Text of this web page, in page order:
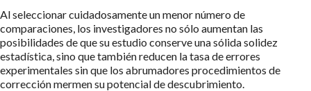
Al seleccionar cuidadosamente un menor número de
comparaciones, los investigadores no sólo aumentan las
posibilidades de que su estudio conserve una sólida solidez
estadística, sino que también reducen la tasa de errores
experimentales sin que los abrumadores procedimientos de
corrección mermen su potencial de descubrimiento.